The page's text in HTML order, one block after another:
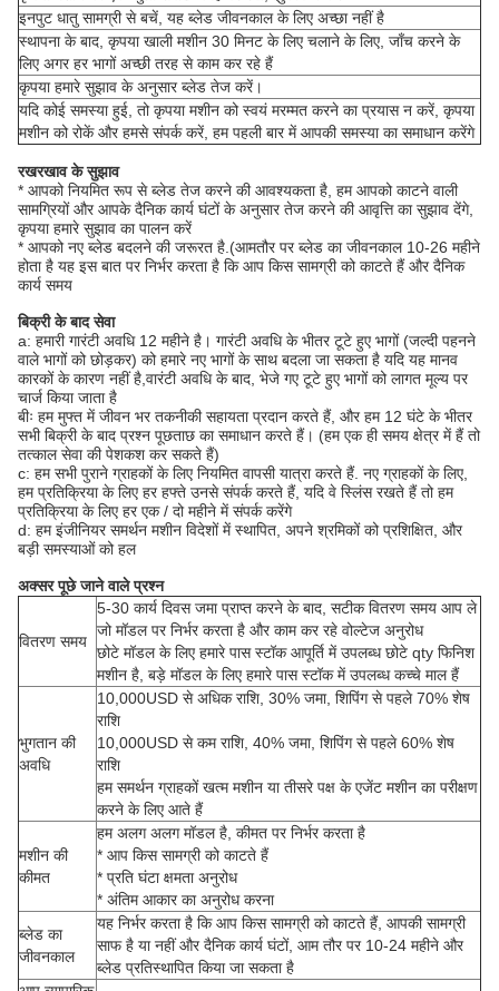
इनपुट धातु सामग्री से बचें, यह ब्लेड जीवनकाल के लिए अच्छा नहीं है
स्थापना के बाद, कृपया खाली मशीन 30 मिनट के लिए चलाने के लिए, जाँच करने के
लिए अगर हर भागों अच्छी तरह से काम कर रहे हैं
कृपया हमारे सुझाव के अनुसार ब्लेड तेज करें।
यदि कोई समस्या हुई, तो कृपया मशीन को स्वयं मरम्मत करने का प्रयास न करें, कृपया
मशीन को रोकें और हमसे संपर्क करें, हम पहली बार में आपकी समस्या का समाधान करेंगे
रखरखाव के सुझाव
* आपको नियमित रूप से ब्लेड तेज करने की आवश्यकता है, हम आपको काटने वाली
सामग्रियों और आपके दैनिक कार्य घंटों के अनुसार तेज करने की आवृत्ति का सुझाव देंगे,
कृपया हमारे सुझाव का पालन करें
* आपको नए ब्लेड बदलने की जरूरत है.(आमतौर पर ब्लेड का जीवनकाल 10-26 महीने
होता है यह इस बात पर निर्भर करता है कि आप किस सामग्री को काटते हैं और दैनिक
कार्य समय
बिक्री के बाद सेवा
a: हमारी गारंटी अवधि 12 महीने है। गारंटी अवधि के भीतर टूटे हुए भागों (जल्दी पहनने
वाले भागों को छोड़कर) को हमारे नए भागों के साथ बदला जा सकता है यदि यह मानव
कारकों के कारण नहीं है,वारंटी अवधि के बाद, भेजे गए टूटे हुए भागों को लागत मूल्य पर
चार्ज किया जाता है
बीः हम मुफ्त में जीवन भर तकनीकी सहायता प्रदान करते हैं, और हम 12 घंटे के भीतर
सभी बिक्री के बाद प्रश्न पूछताछ का समाधान करते हैं। (हम एक ही समय क्षेत्र में हैं तो
तत्काल सेवा की पेशकश कर सकते हैं)
c: हम सभी पुराने ग्राहकों के लिए नियमित वापसी यात्रा करते हैं. नए ग्राहकों के लिए,
हम प्रतिक्रिया के लिए हर हफ्ते उनसे संपर्क करते हैं, यदि वे स्लिंस रखते हैं तो हम
प्रतिक्रिया के लिए हर एक / दो महीने में संपर्क करेंगे
d: हम इंजीनियर समर्थन मशीन विदेशों में स्थापित, अपने श्रमिकों को प्रशिक्षित, और
बड़ी समस्याओं को हल
अक्सर पूछे जाने वाले प्रश्न
वितरण समय
5-30 कार्य दिवस जमा प्राप्त करने के बाद, सटीक वितरण समय आप ले
जो मॉडल पर निर्भर करता है और काम कर रहे वोल्टेज अनुरोध
छोटे मॉडल के लिए हमारे पास स्टॉक आपूर्ति में उपलब्ध छोटे qty फिनिश
मशीन है, बड़े मॉडल के लिए हमारे पास स्टॉक में उपलब्ध कच्चे माल हैं
भुगतान की
अवधि
10,000USD से अधिक राशि, 30% जमा, शिपिंग से पहले 70% शेष
राशि
10,000USD से कम राशि, 40% जमा, शिपिंग से पहले 60% शेष
राशि
हम समर्थन ग्राहकों खत्म मशीन या तीसरे पक्ष के एजेंट मशीन का परीक्षण
करने के लिए आते हैं
मशीन की
कीमत
हम अलग अलग मॉडल है, कीमत पर निर्भर करता है
* आप किस सामग्री को काटते हैं
* प्रति घंटा क्षमता अनुरोध
* अंतिम आकार का अनुरोध करना
ब्लेड का
जीवनकाल
यह निर्भर करता है कि आप किस सामग्री को काटते हैं, आपकी सामग्री
साफ है या नहीं और दैनिक कार्य घंटों, आम तौर पर 10-24 महीने और
ब्लेड प्रतिस्थापित किया जा सकता है